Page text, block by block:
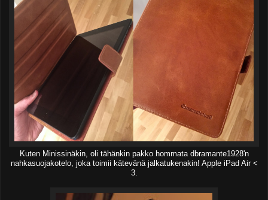
Kuten Minissinäkin, oli tähänkin pakko hommata dbramante1928'n
nahkasuojakotelo, joka toimii kätevänä jalkatukenakin! Apple iPad Air <
3.